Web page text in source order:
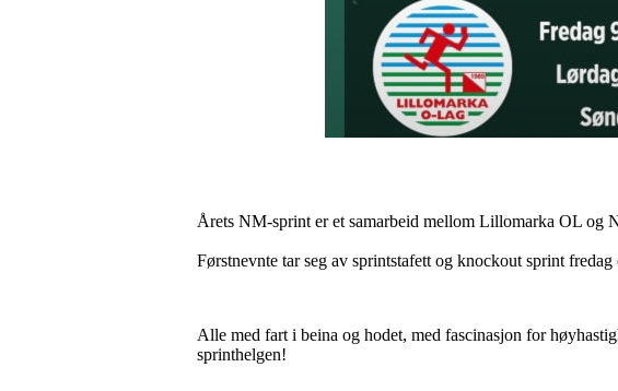
Årets NM-sprint er et samarbeid mellom Lillomarka OL og
Førstnevnte tar seg av sprintstafett og knockout sprint
Alle med fart i beina og hodet, med fascinasjon for
sprinthelgen!